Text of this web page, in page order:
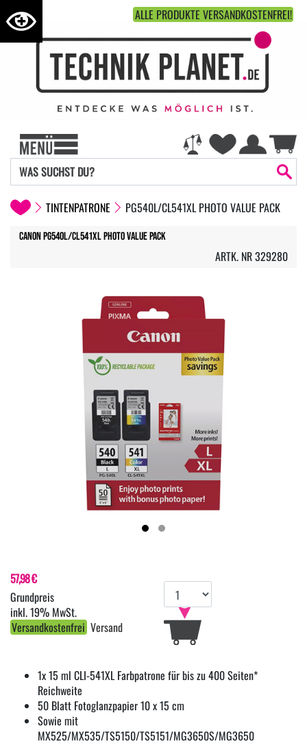
ALLE PRODUKTE VERSANDKOSTENFREI!
TINTENPATRONE PG540L/CL541XL PHOTO VALUE PACK
Canon PG540L/CL541XL Photo Value Pack
ARTK. NR 329280
1x 15 ml CLI-541XL Farbpatrone für bis zu 400 Seiten*
Reichweite
50 Blatt Fotoglanzpapier 10 x 15 cm
Sowie mit
MX525/MX535/TS5150/TS5151/MG3650S/MG3650
57,98 €
inkl. 19% MwSt.
Versandkostenfrei Versand